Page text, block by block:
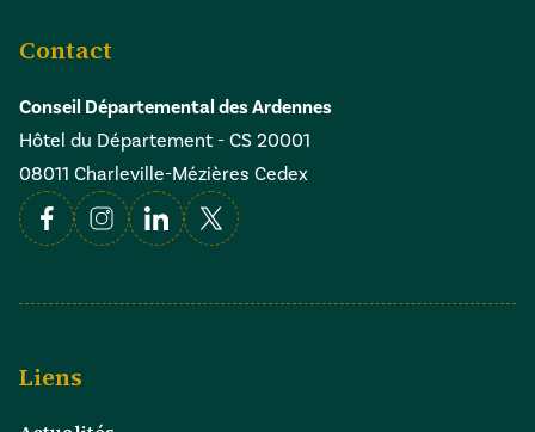
Contact
Conseil Départemental des Ardennes
Hôtel du Département - CS 20001
08011 Charleville-Mézières Cedex
FacebookInstagramLinkedin
X
Liens